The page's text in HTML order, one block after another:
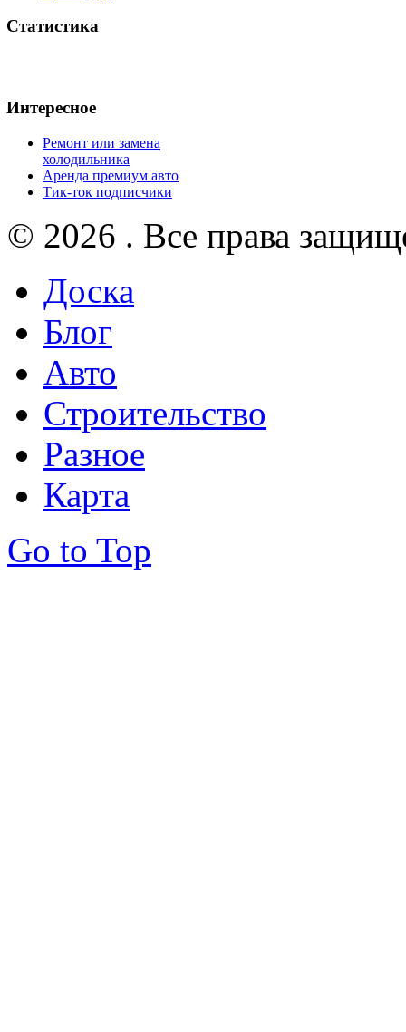
Статистика
Интересное
Ремонт или замена
холодильника
Аренда премиум авто
Тик-ток подписчики
© 2026 . Все права
Доска
Блог
Авто
Строительство
Разное
Карта
Go to Top